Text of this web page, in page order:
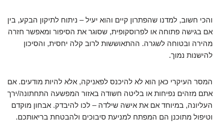
והכי חשוב, למדנו שהפתרון קיים והוא יעיל – ניתוח לתיקון הבקע, בין
אם בגישה פתוחה או לפרוסקופית, שסוגר את הסיפור ומאפשר חזרה
מהירה ובטוחה לשגרה. ההתאוששות לרוב קלה יחסית, והסיכון
להישנות נמוך.
המסר העיקרי כאן הוא לא להיכנס לפאניקה, אלא להיות מודעים. אם
אתם מזהים נפיחות או בליטה חשודה באזור המפשעה התחתונה/ירך
העליונה, במיוחד אם את אישה שילדה – לכו להיבדק. אבחון מוקדם
וטיפול מתוכנן הם המפתח למניעת סיבוכים ולהבטחת בריאותכם.